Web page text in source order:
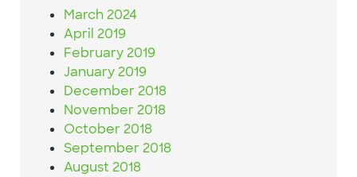
March 2024
April 2019
February 2019
January 2019
December 2018
November 2018
October 2018
September 2018
August 2018